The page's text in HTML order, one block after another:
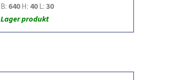
B: 640H: 40L: 30
Lager produkt